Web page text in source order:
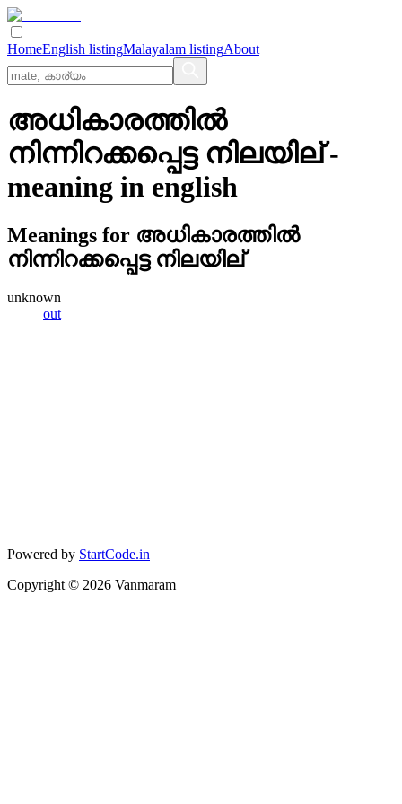
HomeEnglish listingMalayalam listingAbout
അധികാരത്തില്‍
നിന്നിറക്കപ്പെട്ട നിലയില്-
meaning in english
Meanings for അധികാരത്തില്‍
നിന്നിറക്കപ്പെട്ട നിലയില്
unknown
out
Powered by StartCode.in
Copyright © 2026 Vanmaram